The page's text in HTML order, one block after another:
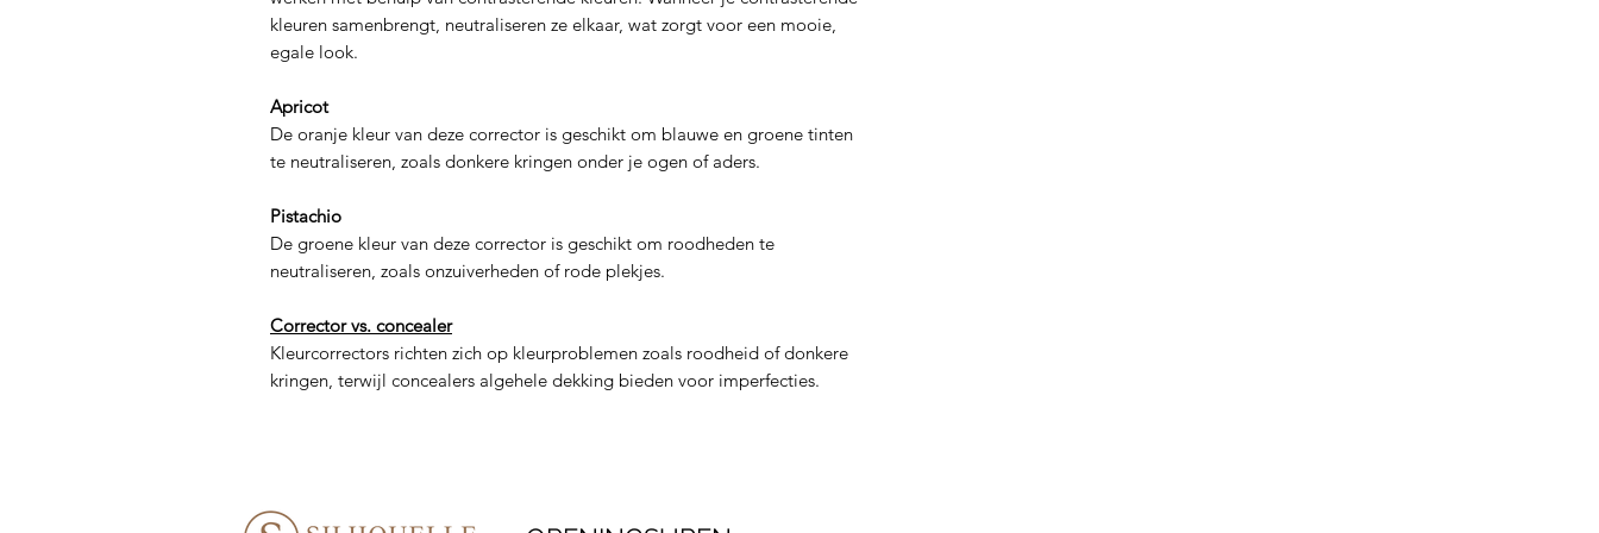
kleuren samenbrengt, neutraliseren ze elkaar, wat zorgt voor een mooie,
egale look.
Apricot
De oranje kleur van deze corrector is geschikt om blauwe en groene tinten
te neutraliseren, zoals donkere kringen onder je ogen of aders.
Pistachio
De groene kleur van deze corrector is geschikt om roodheden te
neutraliseren, zoals onzuiverheden of rode plekjes.
Corrector vs. concealer
Kleurcorrectors richten zich op kleurproblemen zoals roodheid of donkere
kringen, terwijl concealers algehele dekking bieden voor imperfecties.